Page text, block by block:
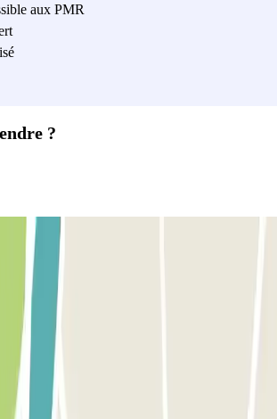
aux PMR
?
: Accédez au parking.
: Approchez-vous de la barrière.
reconnaitra votre véhicule. Garez-vous
libre.